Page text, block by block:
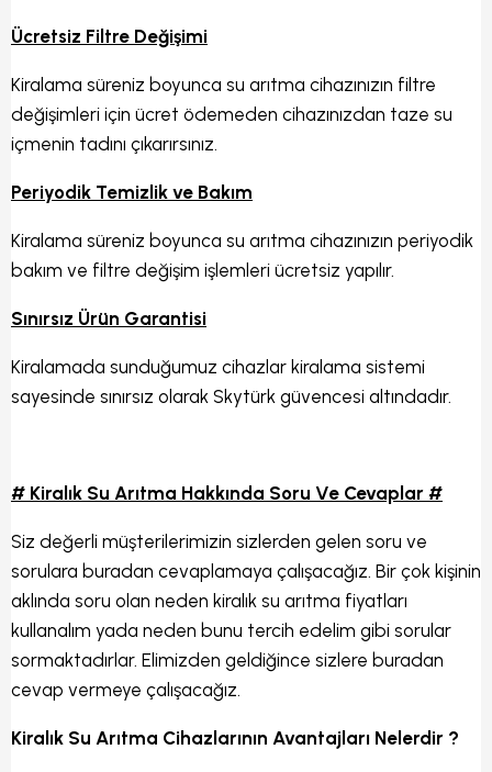
Ücretsiz Filtre Değişimi
Kiralama süreniz boyunca su arıtma cihazınızın filtre
değişimleri için ücret ödemeden cihazınızdan taze su
içmenin tadını çıkarırsınız.
Periyodik Temizlik ve Bakım
Kiralama süreniz boyunca su arıtma cihazınızın periyodik
bakım ve filtre değişim işlemleri ücretsiz yapılır.
Sınırsız Ürün Garantisi
Kiralamada sunduğumuz cihazlar kiralama sistemi
sayesinde sınırsız olarak Skytürk güvencesi altındadır.
# Kiralık Su Arıtma Hakkında Soru Ve Cevaplar #
Siz değerli müşterilerimizin sizlerden gelen soru ve
sorulara buradan cevaplamaya çalışacağız. Bir çok kişinin
aklında soru olan neden kiralık su arıtma fiyatları
kullanalım yada neden bunu tercih edelim gibi sorular
sormaktadırlar. Elimizden geldiğince sizlere buradan
cevap vermeye çalışacağız.
Kiralık Su Arıtma Cihazlarının Avantajları Nelerdir ?